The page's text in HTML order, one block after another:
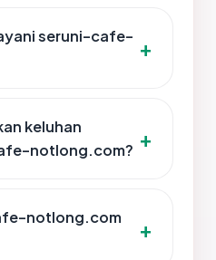
seruni-cafe-
keluhan
notlong.com?
notlong.com